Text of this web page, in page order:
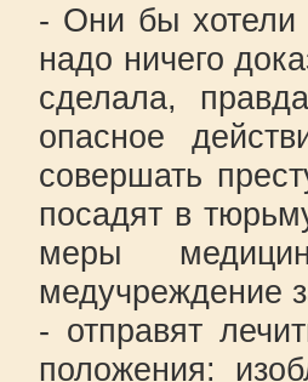
- Они бы хотели
надо ничего
сделала,
опасное
совершать
посадят в
меры
медучреждение
- отправят
положения: